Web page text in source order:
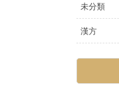
未分類
漢方